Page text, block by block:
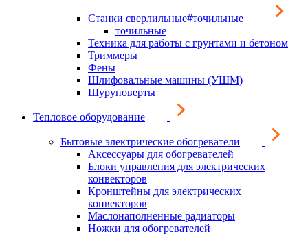
Станки сверлильные#точильные
точильные
Техника для работы с грунтами и бетоном
Триммеры
Фены
Шлифовальные машины (УШМ)
Шуруповерты
Тепловое оборудование
Бытовые электрические обогреватели
Аксессуары для обогревателей
Блоки управления для электрических
конвекторов
Кронштейны для электрических
конвекторов
Маслонаполненные радиаторы
Ножки для обогревателей